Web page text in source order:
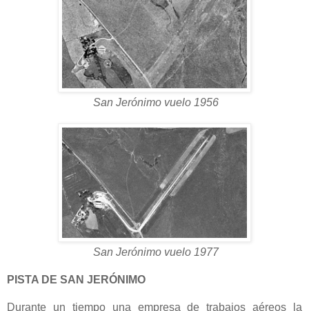
San Jerónimo vuelo 1956
San Jerónimo vuelo 1977
PISTA DE SAN JERÓNIMO
Durante un tiempo una empresa de trabajos aéreos la